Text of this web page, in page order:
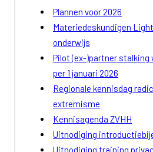
Plannen voor 2026
Materiedeskundigen
onderwijs
Pilot (ex-)partner stalking
per 1 januari 2026
Regionale kennisdag
extremisme
Kennisagenda ZVHH
Uitnodiging
Uitnodiging training